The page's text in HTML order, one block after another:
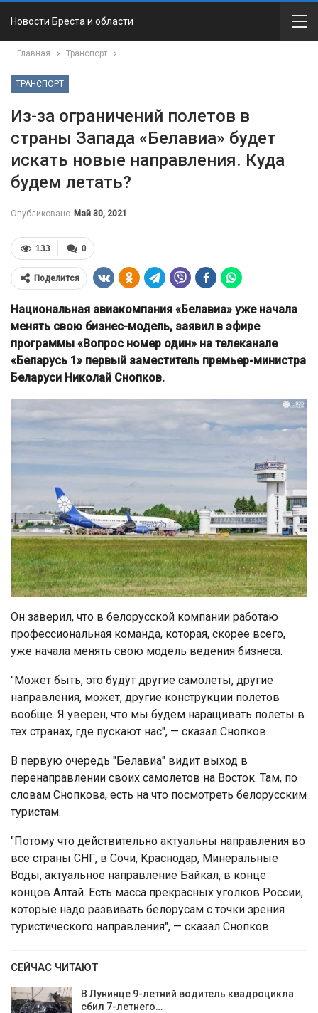
Новости Бреста и области
Главная Транспорт
ТРАНСПОРТ
Из-за ограничений полетов в
страны Запада «Белавиа» будет
искать новые направления. Куда
будем летать?
Опубликовано Май 30, 2021
0
133
Поделится
Национальная авиакомпания «Белавиа» уже начала
менять свою бизнес-модель, заявил в эфире
программы «Вопрос номер один» на телеканале
«Беларусь 1» первый заместитель премьер-министра
Беларуси Николай Снопков.
Он заверил, что в белорусской компании работаю
профессиональная команда, которая, скорее всего,
уже начала менять свою модель ведения бизнеса.
"Может быть, это будут другие самолеты, другие
направления, может, другие конструкции полетов
вообще. Я уверен, что мы будем наращивать полеты в
тех странах, где пускают нас", — сказал Снопков.
В первую очередь "Белавиа" видит выход в
перенаправлении своих самолетов на Восток. Там, по
словам Снопкова, есть на что посмотреть белорусским
туристам.
"Потому что действительно актуальны направления во
все страны СНГ, в Сочи, Краснодар, Минеральные
Воды, актуальное направление Байкал, в конце
концов Алтай. Есть масса прекрасных уголков России,
которые надо развивать белорусам с точки зрения
туристического направления", — сказал Снопков.
СЕЙЧАС ЧИТАЮТ
В Лунинце 9-летний водитель квадроцикла
сбил 7-летнего…